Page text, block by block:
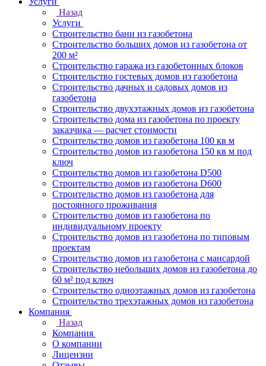
Назад
Услуги
Строительство бани из газобетона
Строительство больших домов из газобетона от
200 м²
Строительство гаража из газобетонных блоков
Строительство гостевых домов из газобетона
Строительство дачных и садовых домов из
газобетона
Строительство двухэтажных домов из газобетона
Строительство дома из газобетона по проекту
заказчика — расчет стоимости
Строительство домов из газобетона 100 кв м
Строительство домов из газобетона 150 кв м под
ключ
Строительство домов из газобетона D500
Строительство домов из газобетона D600
Строительство домов из газобетона для
постоянного проживания
Строительство домов из газобетона по
индивидуальному проекту
Строительство домов из газобетона по типовым
проектам
Строительство домов из газобетона с мансардой
Строительство небольших домов из газобетона до
60 м² под ключ
Строительство одноэтажных домов из газобетона
Строительство трехэтажных домов из газобетона
Компания
Назад
Компания
О компании
Лицензии